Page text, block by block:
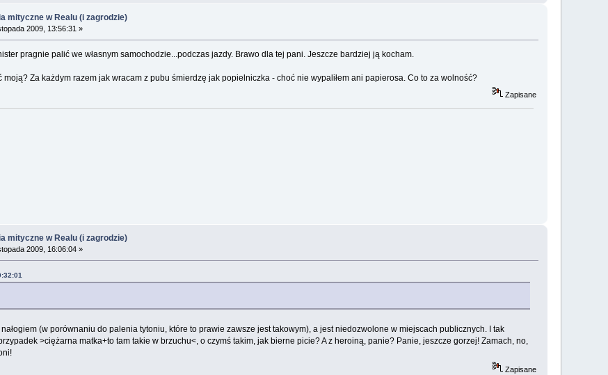
mityczne w Realu (i zagrodzie)
2009, 13:56:31 »
pragnie palić we własnym samochodzie...podczas jazdy. Brawo dla tej pani. Jeszcze bardziej ją kocham.
Za każdym razem jak wracam z pubu śmierdzę jak popielniczka - choć nie wypaliłem ani papierosa. Co to za wolność?
Zapisane
mityczne w Realu (i zagrodzie)
2009, 16:06:04 »
(w porównaniu do palenia tytoniu, które to prawie zawsze jest takowym), a jest niedozwolone w miejscach publicznych. I tak
>ciężarna matka+to tam takie w brzuchu<, o czymś takim, jak bierne picie? A z heroiną, panie? Panie, jeszcze gorzej! Zamach, no,
Zapisane